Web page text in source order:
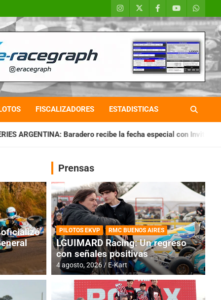
FISCALIZADORES ESTADISTICAS
recibe la fecha especial con Invitados CHAQUEÑO
oficializó
Prensas
PILOTOS EKVP RMC BUENOS AIRES
LGUIMARD Racing: Un regreso
con señales positivas
4 agosto, 2026 E-Kart